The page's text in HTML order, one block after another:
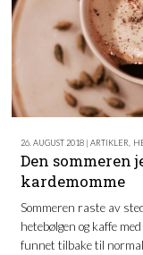
26. AUGUST 2018 | ARTIKLER
Den sommeren
kardemomme
Sommeren raste av
hetebølgen og kaffe
funnet tilbake til